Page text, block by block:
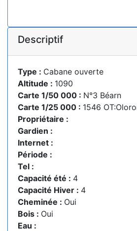
Descriptif
Type : Cabane ouverte
Altitude : 1090
Carte 1/50 000 : N°3 Béarn
Carte 1/25 000 : 1546
Propriétaire :
Gardien :
Internet :
Période :
Tel :
Capacité été : 4
Capacité Hiver : 4
Cheminée : Oui
Bois : Oui
Eau :